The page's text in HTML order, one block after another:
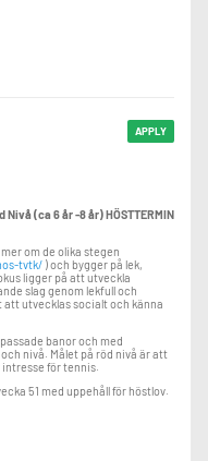
APPLY
(ca 6 år -8 år) HÖSTTERMIN
om de olika stegen
tvtk/ ) och bygger på lek,
ligger på att utveckla
slag genom lekfull och
utvecklas socialt och känna
banor och med
nivå. Målet på röd nivå är att
för tennis.
51 med uppehåll för höstlov.